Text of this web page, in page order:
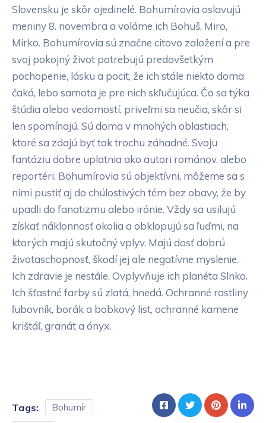
Slovensku je skôr ojedinelé. Bohumírovia oslavujú
meniny 8. novembra a voláme ich Bohuš, Miro,
Mirko. Bohumírovia sú značne citovo založení a pre
svoj pokojný život potrebujú predovšetkým
pochopenie, lásku a pocit, že ich stále niekto doma
čaká, lebo samota je pre nich skľučujúca. Čo sa týka
štúdia alebo vedomostí, priveľmi sa neučia, skôr si
len spomínajú. Sú doma v mnohých oblastiach,
ktoré sa zdajú byť tak trochu záhadné. Svoju
fantáziu dobre uplatnia ako autori románov, alebo
reportéri. Bohumírovia sú objektívni, môžeme sa s
nimi pustiť aj do chúlostivých tém bez obavy, že by
upadli do fanatizmu alebo irónie. Vždy sa usilujú
získať náklonnosť okolia a obklopujú sa ľuďmi, na
ktorých majú skutočný vplyv. Majú dosť dobrú
životaschopnosť, škodí jej ale negatívne myslenie.
Ich zdravie je nestále. Ovplyvňuje ich planéta Slnko.
Ich šťastné farby sú zlatá, hnedá. Ochranné rastliny
ľubovník, borák a bobkový list, ochranné kamene
krištáľ, granát a ónyx.
Tags:
Bohumír